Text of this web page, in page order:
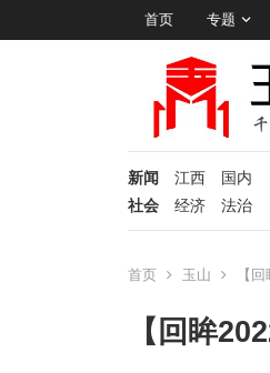
首页 专题
新闻 江西
国内
社会
经济 法治
首页 玉山 【
【回眸